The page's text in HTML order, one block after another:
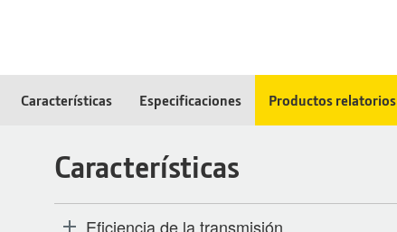
Características Especificaciones Productos relatorios
Características
Eficiencia de la transmisión